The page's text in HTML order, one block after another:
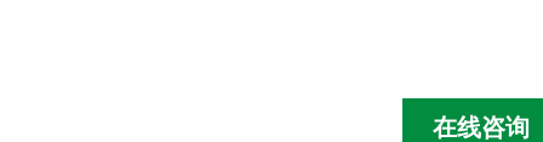
在线咨询